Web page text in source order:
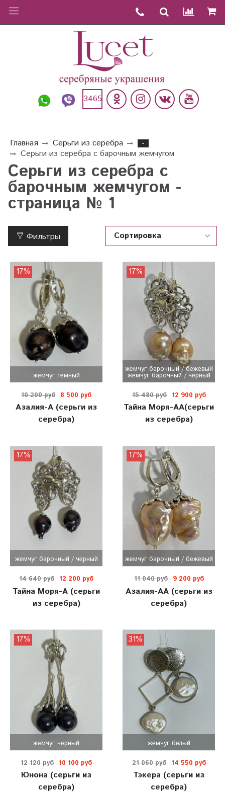
3465
Главная Серьги из серебра
-
Серьги из серебра с барочным жемчугом
Серьги из серебра с
барочным жемчугом -
страница № 1
Фильтры
жемчуг темный
17%
10 200 руб 8 500 руб
Азалия-А (серьги из
серебра)
жемчуг барочный / бежевый
жемчуг барочный / черный
17%
15 480 руб 12 900 руб
Тайна Моря-АА(серьги
из серебра)
жемчуг барочный / черный
17%
14 640 руб 12 200 руб
Тайна Моря-А (серьги
из серебра)
жемчуг барочный / бежевый
17%
11 040 руб 9 200 руб
Азалия-АА (серьги из
серебра)
жемчуг черный
17%
12 120 руб 10 100 руб
Юнона (серьги из
серебра)
жемчуг белый
31%
21 060 руб 14 550 руб
Тэкера (серьги из
серебра)